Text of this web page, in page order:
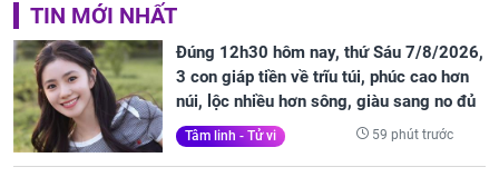
TIN MỚI NHẤT
Đúng 12h30 hôm nay, thứ Sáu 7/8/2026,
3 con giáp tiền về trĩu túi, phúc cao hơn
núi, lộc nhiều hơn sông, giàu sang no đủ
Tâm linh - Tử vi 59 phút trước